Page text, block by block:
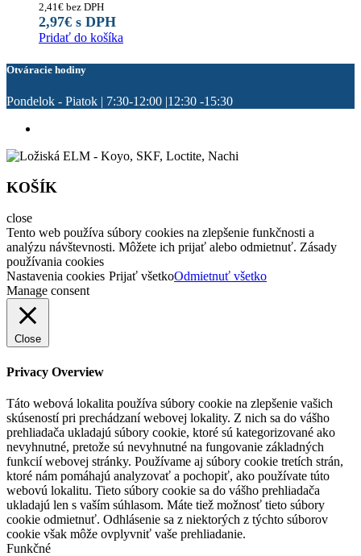
2,41€ bez DPH
2,97€ s DPH
Pridať do košíka
Otváracie hodiny
Pondelok - Piatok | 7:30-12:00 |12:30 -15:30
KOŠÍK
close
Tento web používa súbory cookies na zlepšenie funkčnosti a
analýzu návštevnosti. Môžete ich prijať alebo odmietnuť. Zásady
používania cookies
Nastavenia cookies Prijať všetkoOdmietnuť všetko
Manage consent
Close
Privacy Overview
Táto webová lokalita používa súbory cookie na zlepšenie vašich
skúseností pri prechádzaní webovej lokality. Z nich sa do vášho
prehliadača ukladajú súbory cookie, ktoré sú kategorizované ako
nevyhnutné, pretože sú nevyhnutné na fungovanie základných
funkcií webovej stránky. Používame aj súbory cookie tretích strán,
ktoré nám pomáhajú analyzovať a pochopiť, ako používate túto
webovú lokalitu. Tieto súbory cookie sa do vášho prehliadača
ukladajú len s vaším súhlasom. Máte tiež možnosť tieto súbory
cookie odmietnuť. Odhlásenie sa z niektorých z týchto súborov
cookie však môže ovplyvniť vaše prehliadanie.
Funkčné